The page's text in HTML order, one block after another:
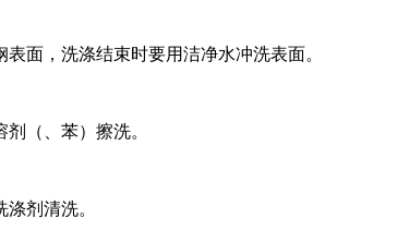
面，洗涤结束时要用洁净水冲洗表面。
（、苯）擦洗。
剂清洗。